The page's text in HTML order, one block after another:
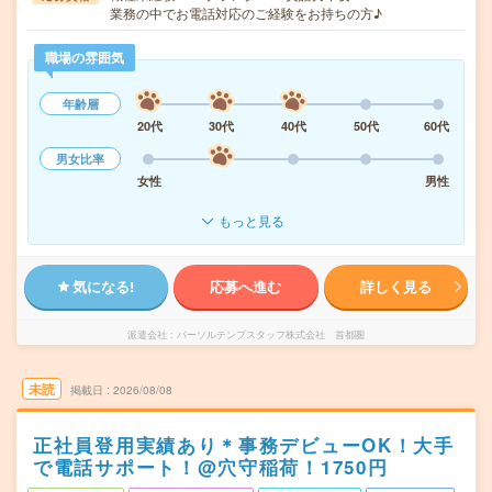
業務の中でお電話対応のご経験をお持ちの方♪
職場の雰囲気
年齢層
20代
30代 40代 50代
60代
男女比率
女性
男性
もっと見る
気になる! 応募へ進む 詳しく見る
派遣会社 パーソルテンプスタッフ株式会社 首都圏
未読 掲載日 2026/08/08
正社員登用実績あり＊事務デビューOK！大手
で電話サポート！@穴守稲荷！1750円